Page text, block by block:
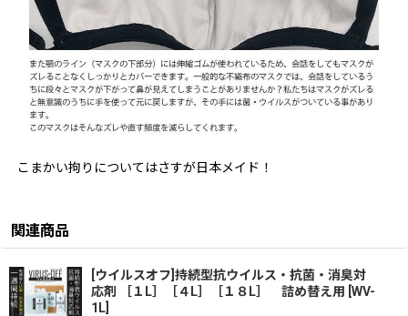
こまかい拘りについてはさすが日本メイド！
関連商品
[ウイルスオフ]持続型抗ウイルス・抗菌・消臭対
応剤 ［１L］［４L］［１８L］ 詰め替え用 [WV-
1L]